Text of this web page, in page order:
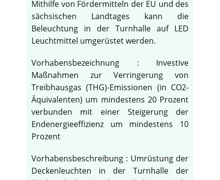
Mithilfe von Fördermitteln der EU und des
sächsischen Landtages kann die
Beleuchtung in der Turnhalle auf LED
Leuchtmittel umgerüstet werden.
Vorhabensbezeichnung : Investive
Maßnahmen zur Verringerung von
Treibhausgas (THG)-Emissionen (in CO2-
Äquivalenten) um mindestens 20 Prozent
verbunden mit einer Steigerung der
Endenergieeffizienz um mindestens 10
Prozent
Vorhabensbeschreibung : Umrüstung der
Deckenleuchten in der Turnhalle der